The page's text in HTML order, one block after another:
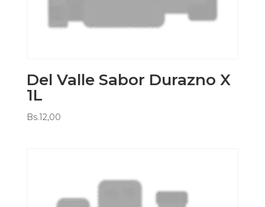
Del Valle Sabor Durazno X
1L
Bs.12,00